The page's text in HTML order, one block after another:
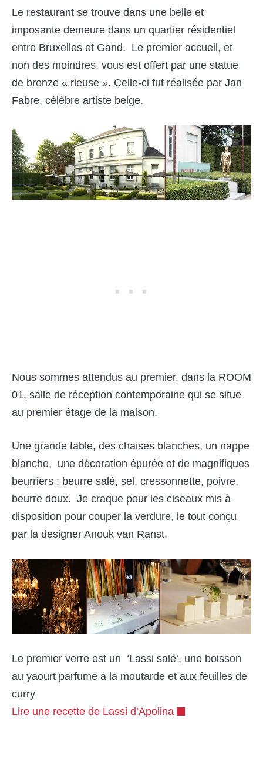
Le restaurant se trouve dans une belle et
imposante demeure dans un quartier résidentiel
entre Bruxelles et Gand. Le premier accueil, et
non des moindres, vous est offert par une statue
de bronze « rieuse ». Celle-ci fut réalisée par Jan
Fabre, célèbre artiste belge.
Nous sommes attendus au premier, dans la ROOM
01, salle de réception contemporaine qui se situe
au premier étage de la maison.
Une grande table, des chaises blanches, un nappe
blanche, une décoration épurée et de magnifiques
beurriers : beurre salé, sel, cressonnette, poivre,
beurre doux. Je craque pour les ciseaux mis à
disposition pour couper la verdure, le tout conçu
par la designer Anouk van Ranst.
Le premier verre est un ‘Lassi salé’, une boisson
au yaourt parfumé à la moutarde et aux feuilles de
curry
Lire une recette de Lassi d’Apolina